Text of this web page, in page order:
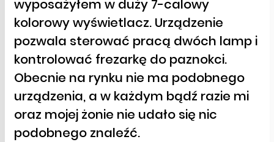
wyposażyłem w duży 7-calowy
kolorowy wyświetlacz. Urządzenie
pozwala sterować pracą dwóch lamp i
kontrolować frezarkę do paznokci.
Obecnie na rynku nie ma podobnego
urządzenia, a w każdym bądź razie mi
oraz mojej żonie nie udało się nic
podobnego znaleźć.